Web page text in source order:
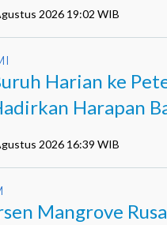
2026 19:02 WIB
Harian ke
Harapan
2026 16:39 WIB
Mangrove